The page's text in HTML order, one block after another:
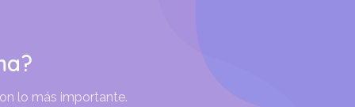
lo más importante.